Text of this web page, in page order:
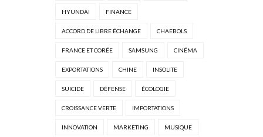
HYUNDAI FINANCE
ACCORD DE LIBRE ÉCHANGE CHAEBOLS
FRANCE ET CORÉE SAMSUNG CINÉMA
EXPORTATIONS CHINE INSOLITE
SUICIDE DÉFENSE ÉCOLOGIE
CROISSANCE VERTE IMPORTATIONS
INNOVATION MARKETING MUSIQUE